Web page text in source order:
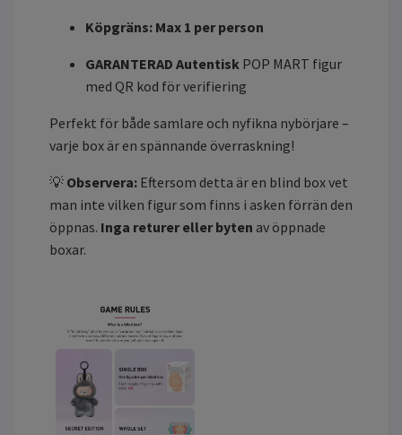
Köpgräns: Max 1 per person
GARANTERAD Autentisk POP MART figur
med QR kod för verifiering
Perfekt för både samlare och nyfikna nybörjare –
varje box är en spännande överraskning!
💡 Observera: Eftersom detta är en blind box vet
man inte vilken figur som finns i asken förrän den
öppnas. Inga returer eller byten av öppnade
boxar.